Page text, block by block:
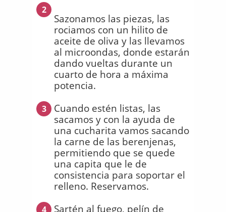
2
Sazonamos las piezas, las
rociamos con un hilito de
aceite de oliva y las llevamos
al microondas, donde estarán
dando vueltas durante un
cuarto de hora a máxima
potencia.
3
Cuando estén listas, las
sacamos y con la ayuda de
una cucharita vamos sacando
la carne de las berenjenas,
permitiendo que se quede
una capita que le de
consistencia para soportar el
relleno. Reservamos.
4
Sartén al fuego, pelín de